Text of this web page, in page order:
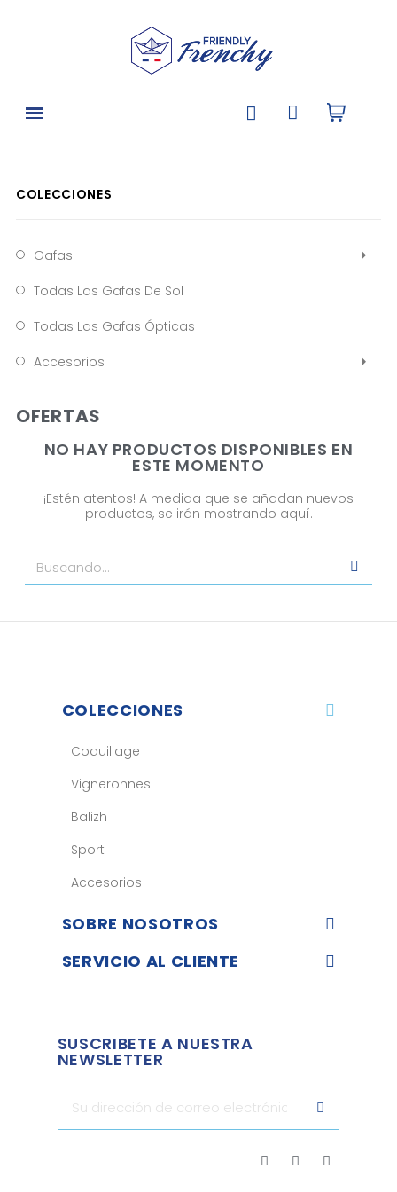
COLECCIONES
Gafas
Todas Las Gafas De Sol
Todas Las Gafas Ópticas
Accesorios
OFERTAS
NO HAY PRODUCTOS DISPONIBLES EN
ESTE MOMENTO
¡Estén atentos! A medida que se añadan nuevos
productos, se irán mostrando aquí.
COLECCIONES
Coquillage
Vigneronnes
Balizh
Sport
Accesorios
SOBRE NOSOTROS
SERVICIO AL CLIENTE
SUSCRIBETE A NUESTRA
NEWSLETTER